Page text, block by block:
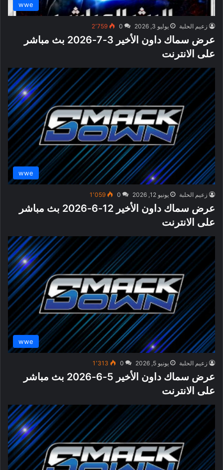
wwe
زعيم الحلبة يوليو 3, 2026 0 2٬759
عرض سماك داون الأخير 3-7-2026 بث مباشر
على الانترنت
wwe
زعيم الحلبة يونيو 12, 2026 0 1٬059
عرض سماك داون الأخير 12-6-2026 بث مباشر
على الانترنت
wwe
زعيم الحلبة يونيو 5, 2026 0 1٬313
عرض سماك داون الأخير 5-6-2026 بث مباشر
على الانترنت